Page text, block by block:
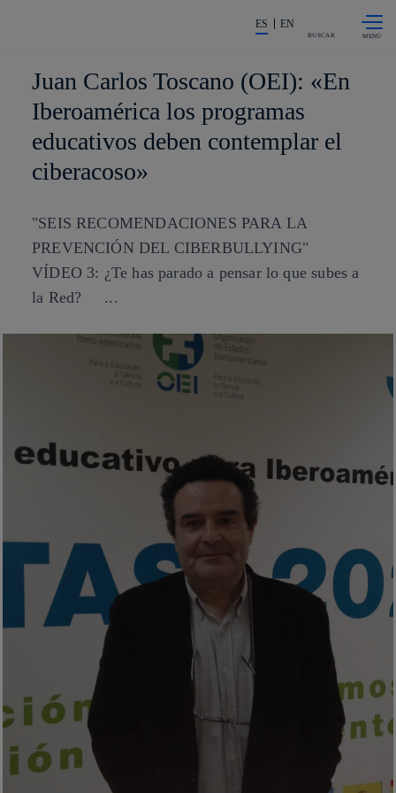
La acción en accionistas e
ES EN
BUSCAR
Juan Carlos Toscano (OEI): «En
Iberoamérica los programas
educativos deben contemplar el
ciberacoso»
"SEIS RECOMENDACIONES PARA LA
PREVENCIÓN DEL CIBERBULLYING"
VÍDEO 3: ¿Te has parado a pensar lo que subes a
la Red? ...